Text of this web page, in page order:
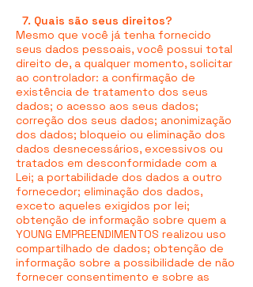
7. Quais são seus direitos?
Mesmo que você já tenha fornecido
seus dados pessoais, você possui total
direito de, a qualquer momento, solicitar
ao controlador: a confirmação de
existência de tratamento dos seus
dados; o acesso aos seus dados;
correção dos seus dados; anonimização
dos dados; bloqueio ou eliminação dos
dados desnecessários, excessivos ou
tratados em desconformidade com a
Lei; a portabilidade dos dados a outro
fornecedor; eliminação dos dados,
exceto aqueles exigidos por lei;
obtenção de informação sobre quem a
YOUNG EMPREENDIMENTOS realizou uso
compartilhado de dados; obtenção de
informação sobre a possibilidade de não
fornecer consentimento e sobre as